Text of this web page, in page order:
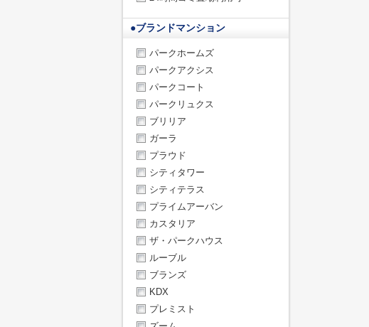
●ブランドマンション
パークホームズ
パークアクシス
パークコート
パークリュクス
ブリリア
ガーラ
プラウド
シティタワー
シティテラス
プライムアーバン
カスタリア
ザ・パークハウス
ルーブル
ブランズ
KDX
プレミスト